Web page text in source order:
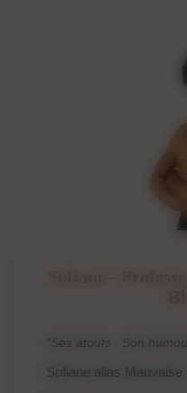
*Ses atouts : Son
Sofiane alias Mauvaise